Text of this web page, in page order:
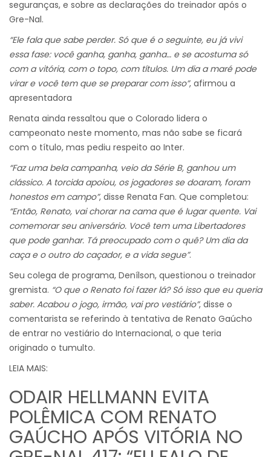
seguranças, e sobre as declarações do treinador após o
Gre-Nal.
“Ele fala que sabe perder. Só que é o seguinte, eu já vivi
essa fase: você ganha, ganha, ganha… e se acostuma só
com a vitória, com o topo, com títulos. Um dia a maré pode
virar e você tem que se preparar com isso”, afirmou a
apresentadora
Renata ainda ressaltou que o Colorado lidera o
campeonato neste momento, mas não sabe se ficará
com o título, mas pediu respeito ao Inter.
“Faz uma bela campanha, veio da Série B, ganhou um
clássico. A torcida apoiou, os jogadores se doaram, foram
honestos em campo”, disse Renata Fan. Que completou:
“Então, Renato, vai chorar na cama que é lugar quente. Vai
comemorar seu aniversário. Você tem uma Libertadores
que pode ganhar. Tá preocupado com o quê? Um dia da
caça e o outro do caçador, e a vida segue”.
Seu colega de programa, Denílson, questionou o treinador
gremista. “O que o Renato foi fazer lá? Só isso que eu queria
saber. Acabou o jogo, irmão, vai pro vestiário”, disse o
comentarista se referindo à tentativa de Renato Gaúcho
de entrar no vestiário do Internacional, o que teria
originado o tumulto.
LEIA MAIS:
ODAIR HELLMANN EVITA
POLÊMICA COM RENATO
GAÚCHO APÓS VITÓRIA NO